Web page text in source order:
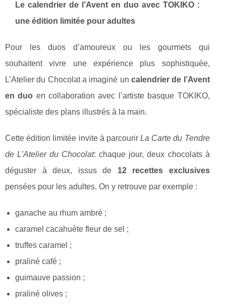
Le calendrier de l’Avent en duo avec TOKIKO :
une édition limitée pour adultes
Pour les duos d’amoureux ou les gourmets qui
souhaitent vivre une expérience plus sophistiquée,
L’Atelier du Chocolat a imaginé un calendrier de l’Avent
en duo en collaboration avec l’artiste basque TOKIKO,
spécialiste des plans illustrés à la main.
Cette édition limitée invite à parcourirLa Carte du Tendre
de L’Atelier du Chocolat: chaque jour, deux chocolats à
déguster à deux, issus de 12 recettes exclusives
pensées pour les adultes. On y retrouve par exemple :
ganache au rhum ambré ;
caramel cacahuète fleur de sel ;
truffes caramel ;
praliné café ;
guimauve passion ;
praliné olives ;